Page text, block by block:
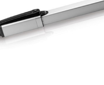
ΕΠΙΛΕΞΤΕ ΧΡΗΣΗ